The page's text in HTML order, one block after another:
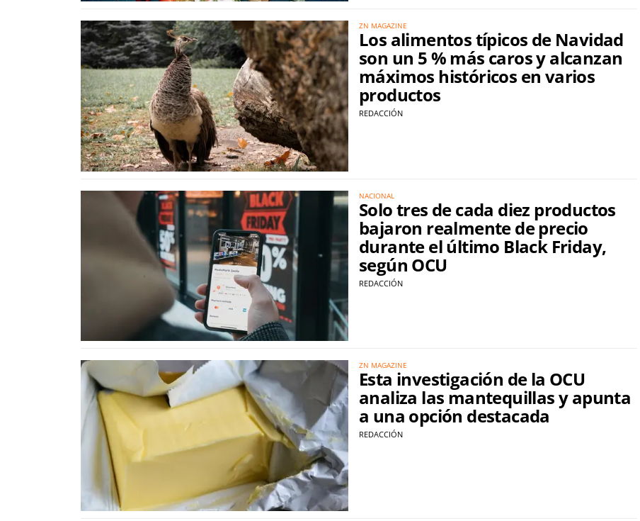
ZN MAGAZINE
Los alimentos típicos de Navidad
son un 5 % más caros y alcanzan
máximos históricos en varios
productos
REDACCIÓN
NACIONAL
Solo tres de cada diez productos
bajaron realmente de precio
durante el último Black Friday,
según OCU
REDACCIÓN
ZN MAGAZINE
Esta investigación de la OCU
analiza las mantequillas y apunta
a una opción destacada
REDACCIÓN